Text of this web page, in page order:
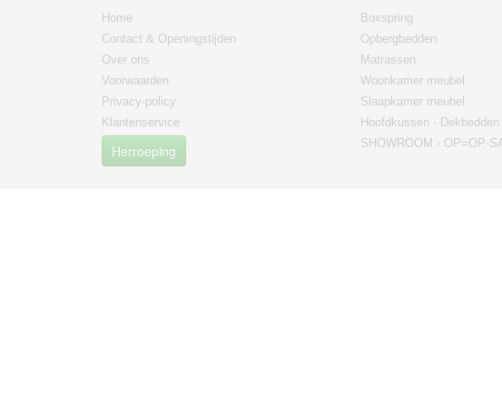
Home
Contact & Openingstijden
Over ons
Voorwaarden
Privacy-policy
Klantenservice
Herroeping
Boxspring
Opbergbedden
Matrassen
Woonkamer meubel
Slaapkamer meubel
Hoofdkussen - Dekbedden
SHOWROOM - OP=OP-